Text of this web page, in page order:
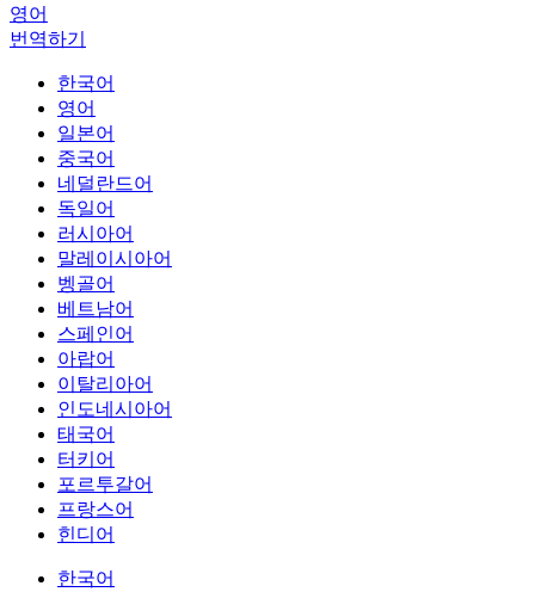
영어
번역하기
한국어
영어
일본어
중국어
네덜란드어
독일어
러시아어
말레이시아어
벵골어
베트남어
스페인어
아랍어
이탈리아어
인도네시아어
태국어
터키어
포르투갈어
프랑스어
힌디어
한국어